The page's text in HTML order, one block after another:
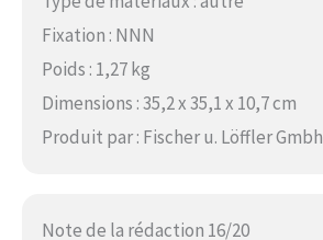
Fixation : NNN
Poids : 1,27 kg
Dimensions : 35,2 x 35,1 x 10,7 cm
Produit par : Fischer u. Löffler Gmbh
Note de la rédaction 16/20